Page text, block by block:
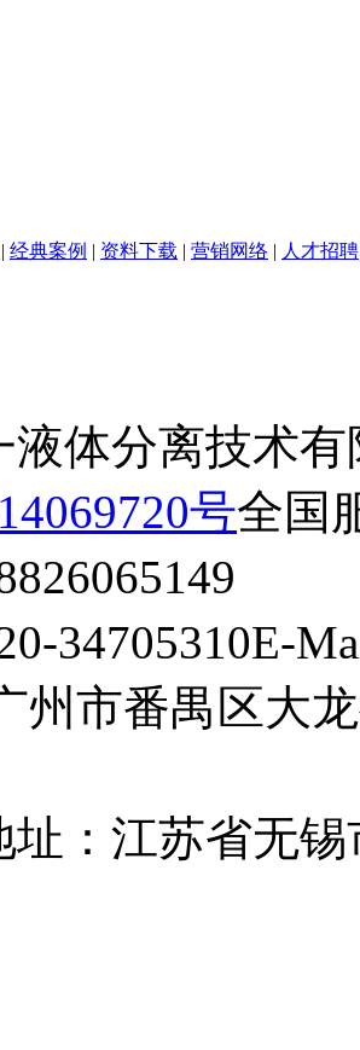
| 经典案例 | 资料下载 | 营销网络 | 人才招聘
液体分离技术
号全国
34705310E-
州市番禺区大
址：江苏省无